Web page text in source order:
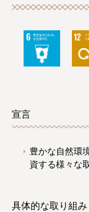
宣言
豊かな自然環
資する様々な
具体的な取り組み